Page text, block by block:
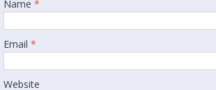
Name *
Email *
Website